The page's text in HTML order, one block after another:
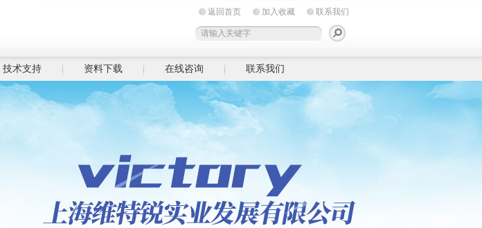
返回首页 加入收藏 联系我们
技术支持 资料下载 在线咨询 联系我们